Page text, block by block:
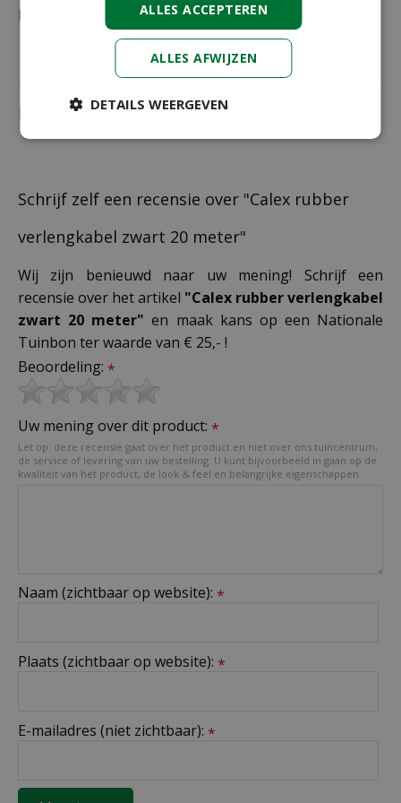
bestelling plaatst.
Recensies
Schrijf zelf een recensie over "Calex rubber
verlengkabel zwart 20 meter"
Wij zijn benieuwd naar uw mening! Schrijf een
recensie over het artikel "Calex rubber verlengkabel
zwart 20 meter" en maak kans op een Nationale
Tuinbon ter waarde van € 25,- !
Beoordeling: *
Uw mening over dit product: *
Let op: deze recensie gaat over het product en niet over ons tuincentrum,
de service of levering van uw bestelling. U kunt bijvoorbeeld in gaan op de
kwaliteit van het product, de look & feel en belangrijke eigenschappen.
Naam (zichtbaar op website): *
Plaats (zichtbaar op website): *
E-mailadres (niet zichtbaar): *
ALLES ACCEPTEREN
ALLES AFWIJZEN
DETAILS WEERGEVEN